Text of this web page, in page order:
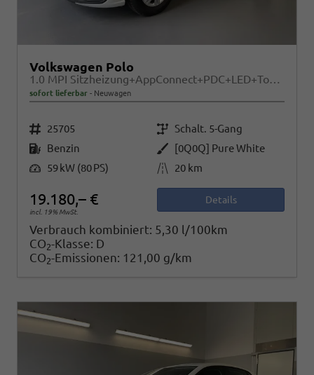
Volkswagen Polo
1.0 MPI Sitzheizung+AppConnect+PDC+LED+Touch+Lichtsensor+MultiLenkrad
sofort lieferbar Neuwagen
Fahrzeugnr. 25705 Getriebe Schalt. 5-Gang
Kraftstoff Benzin Außenfarbe
[0Q0Q] Pure White
Leistung 59 kW (80 PS) Kilometerstand 20 km
19.180,– €
incl. 19% MwSt.
Details
Verbrauch kombiniert: 5,30 l/100km
CO2-Klasse: D
CO2-Emissionen: 121,00 g/km